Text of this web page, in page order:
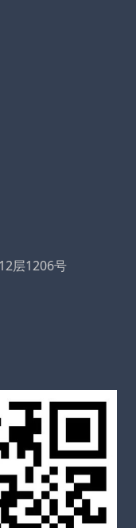
层1206号